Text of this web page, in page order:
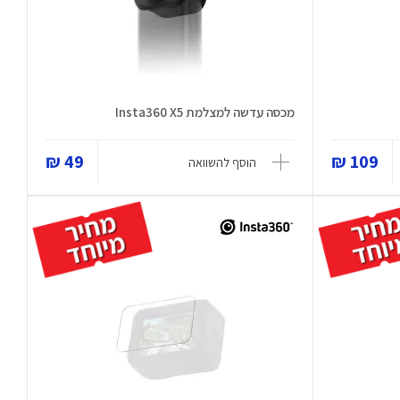
109 ₪
מכסה עדשה למצלמת Insta360 X5
הוסף להשוואה 49 ₪